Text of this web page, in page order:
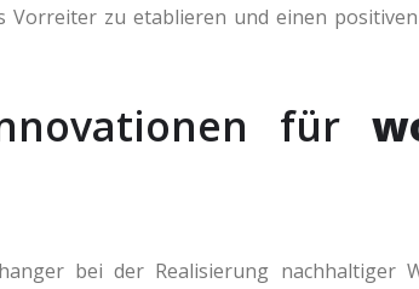
Vorreiter zu etablieren und einen
für
bei der Realisierung nachhaltiger